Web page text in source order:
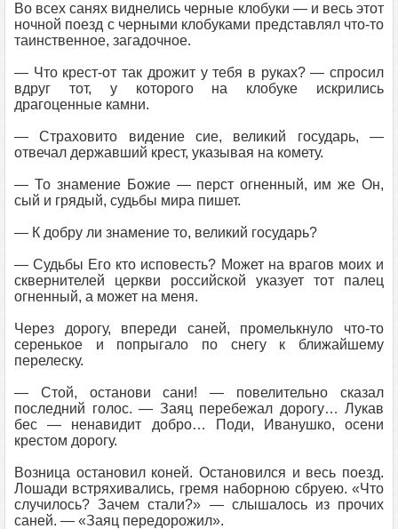
Во всех санях виднелись черные клобуки — и весь этот
ночной поезд с черными клобуками представлял что-то
таинственное, загадочное.
— Что крест-от так дрожит у тебя в руках? — спросил
вдруг тот, у которого на клобуке искрились
драгоценные камни.
— Страховито видение сие, великий государь, —
отвечал державший крест, указывая на комету.
— То знамение Божие — перст огненный, им же Он,
сый и грядый, судьбы мира пишет.
— К добру ли знамение то, великий государь?
— Судьбы Его кто исповесть? Может на врагов моих и
сквернителей церкви российской указует тот палец
огненный, а может на меня.
Через дорогу, впереди саней, промелькнуло что-то
серенькое и попрыгало по снегу к ближайшему
перелеску.
— Стой, останови сани! — повелительно сказал
последний голос. — Заяц перебежал дорогу… Лукав
бес — ненавидит добро… Поди, Иванушко, осени
крестом дорогу.
Возница остановил коней. Остановился и весь поезд.
Лошади встряхивались, гремя наборною сбруею. «Что
случилось? Зачем стали?» — слышалось из прочих
саней. — «Заяц передорожил».